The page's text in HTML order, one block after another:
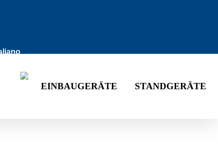
EINBAUGERÄTE STANDGERÄTE